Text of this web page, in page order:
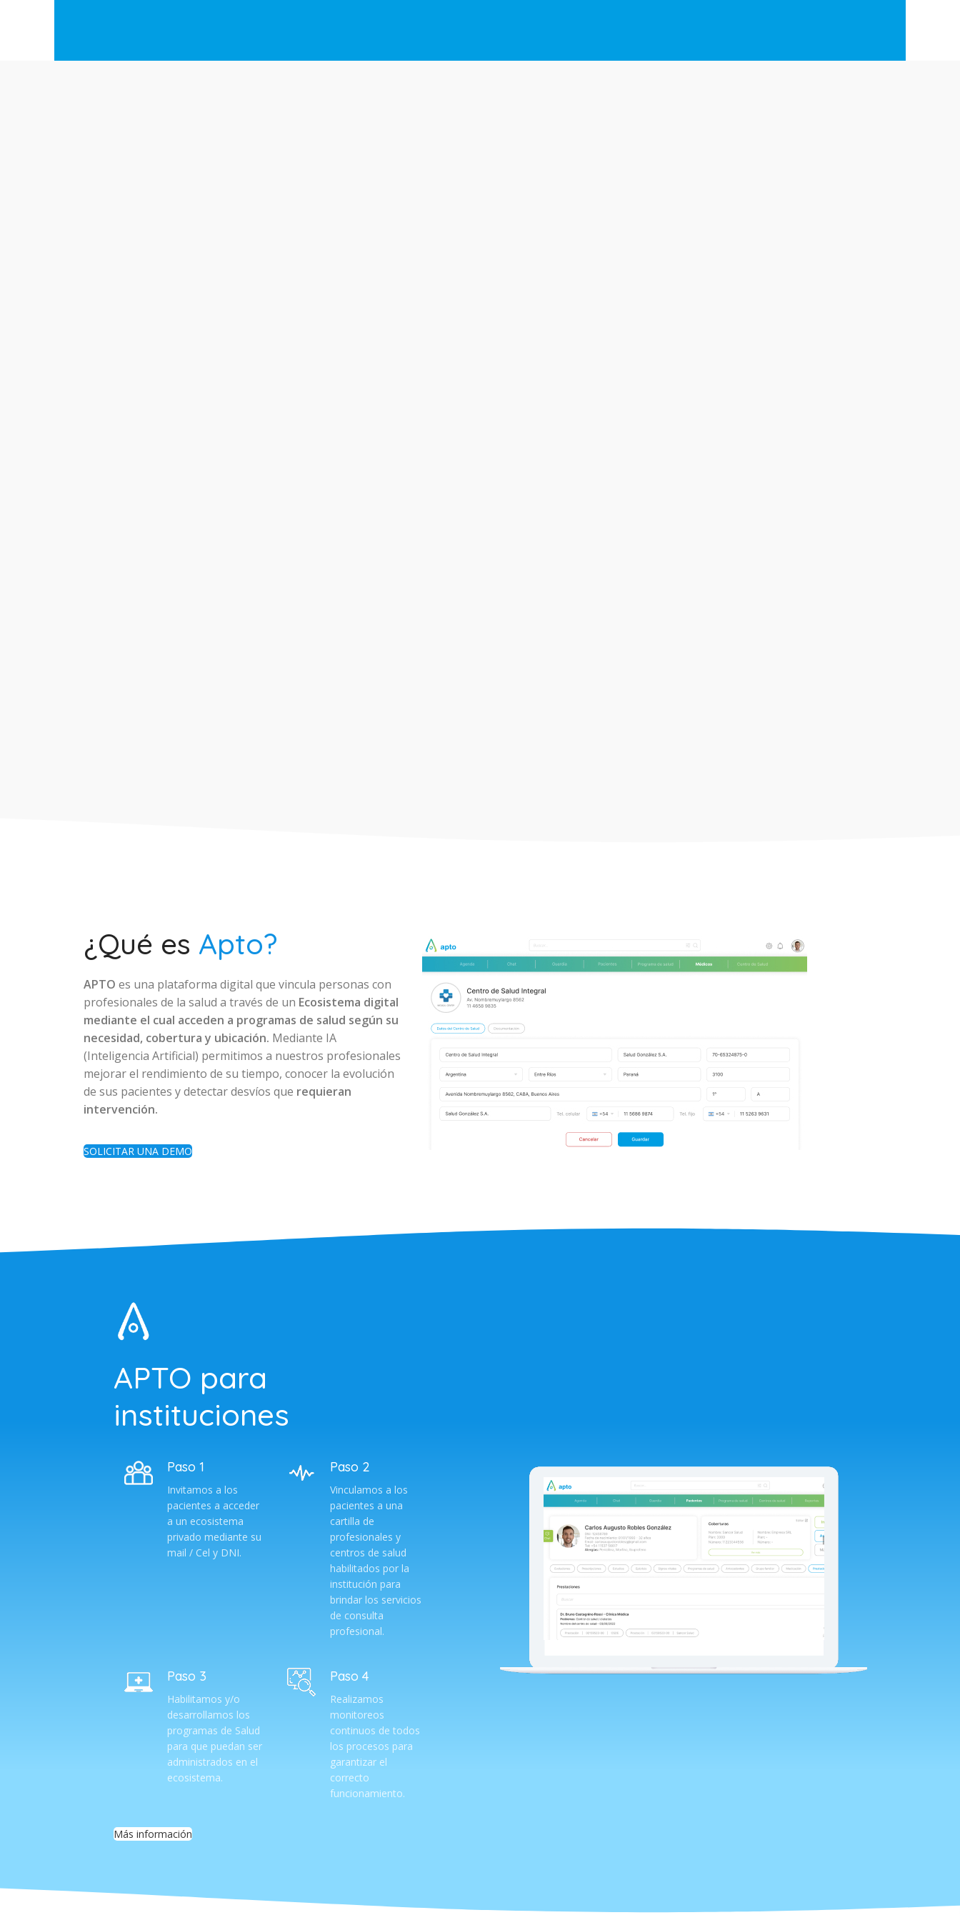
¿Qué es Apto?
APTO es una plataforma digital que vincula personas con
profesionales de la salud a través de un Ecosistema digital
mediante el cual acceden a programas de salud según su
necesidad, cobertura y ubicación. Mediante IA
(Inteligencia Artificial) permitimos a nuestros profesionales
mejorar el rendimiento de su tiempo, conocer la evolución
de sus pacientes y detectar desvíos que requieran
intervención.
SOLICITAR UNA DEMO
APTO para
instituciones
Paso 1
Invitamos a los
pacientes a acceder
a un ecosistema
privado mediante su
mail / Cel y DNI.
Paso 2
Vinculamos a los
pacientes a una
cartilla de
profesionales y
centros de salud
habilitados por la
institución para
brindar los servicios
de consulta
profesional.
Paso 3
Habilitamos y/o
desarrollamos los
programas de Salud
para que puedan ser
administrados en el
ecosistema.
Paso 4
Realizamos
monitoreos
continuos de todos
los procesos para
garantizar el
correcto
funcionamiento.
Más información